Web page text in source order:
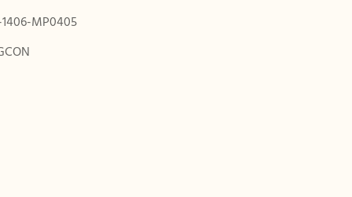
MP0405